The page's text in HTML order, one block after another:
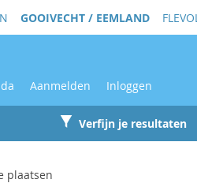
GOOIVECHT / EEMLAND
Aanmelden Inloggen
Verfijn je resultaten
plaatsen